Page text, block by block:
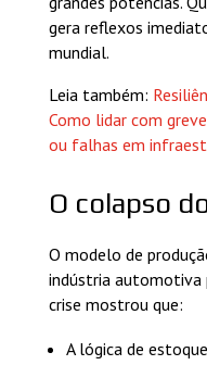
gera reflexos
mundial.
Leia também:
Como lidar com
ou falhas em
O colapso
O modelo de
indústria automotiva
crise mostrou que:
A lógica de